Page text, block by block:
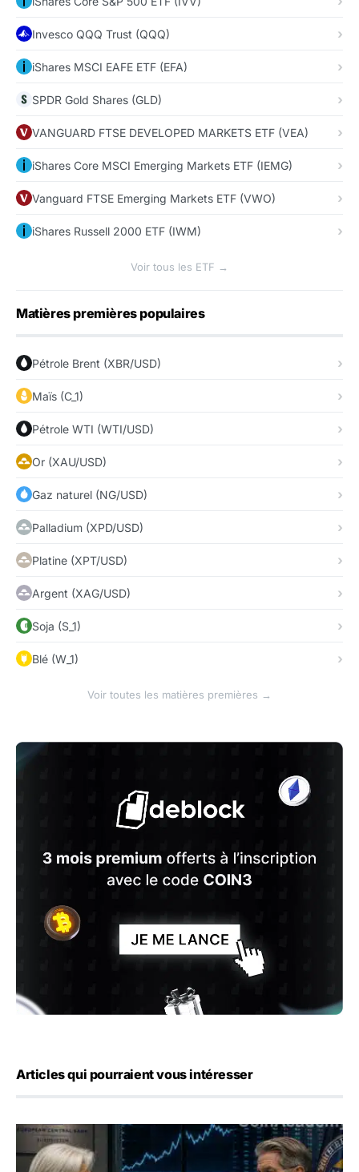
Invesco QQQ Trust (QQQ)
iShares MSCI EAFE ETF (EFA)
SPDR Gold Shares (GLD)
VANGUARD FTSE DEVELOPED MARKETS ETF (VEA)
iShares Core MSCI Emerging Markets ETF (IEMG)
Vanguard FTSE Emerging Markets ETF (VWO)
iShares Russell 2000 ETF (IWM)
Voir tous les ETF →
Matières premières populaires
Pétrole Brent (XBR/USD)
Maïs (C_1)
Pétrole WTI (WTI/USD)
Or (XAU/USD)
Gaz naturel (NG/USD)
Palladium (XPD/USD)
Platine (XPT/USD)
Argent (XAG/USD)
Soja (S_1)
Blé (W_1)
Voir toutes les matières premières →
Articles qui pourraient vous intéresser
Yen : Washington a vendu des euros sans prévenir la